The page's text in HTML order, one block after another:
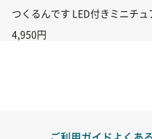
つくるんです LED付きミニチ
4,950円